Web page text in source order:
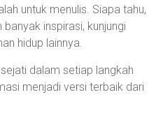
untuk menulis. Siapa tahu,
inspirasi, kunjungi
hidup lainnya.
dalam setiap langkah
menjadi versi terbaik dari